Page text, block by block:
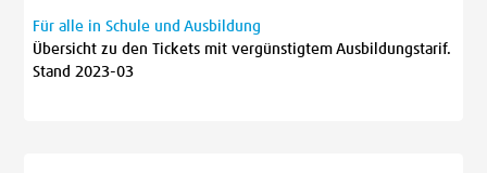
Für alle in Schule und Ausbildung
Übersicht zu den Tickets mit vergünstigtem Ausbildungstarif.
Stand 2023-03